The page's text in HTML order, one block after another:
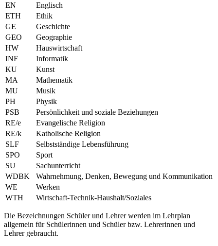
EN
Englisch
ETH
Ethik
GE
Geschichte
GEO
Geographie
HW
Hauswirtschaft
INF
Informatik
KU
Kunst
MA
Mathematik
MU
Musik
PH
Physik
PSB
Persönlichkeit und soziale Beziehungen
RE/e
Evangelische Religion
RE/k
Katholische Religion
SLF
Selbstständige Lebensführung
SPO
Sport
SU
Sachunterricht
WDBK
Wahrnehmung, Denken, Bewegung und Kommunikation
WE
Werken
WTH
Wirtschaft-Technik-Haushalt/Soziales
Die Bezeichnungen Schüler und Lehrer werden im Lehrplan
allgemein für Schülerinnen und Schüler bzw. Lehrerinnen und
Lehrer gebraucht.